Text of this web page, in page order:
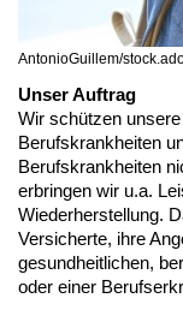
AntonioGuillem/
Unser Auftrag
Wir schützen
Berufskrankheiten
Berufskrankheiten
erbringen wir u.a.
Wiederherstellung.
Versicherte, ihre
gesundheitlichen,
oder einer